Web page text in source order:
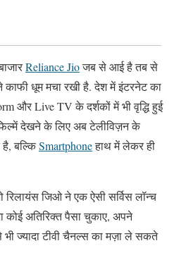
Reliance Jioजब से आई है तब से
काफी धूम मचा रखी है. देश में इंटरनेट का
और Live TV के दर्शकों में भी वृद्धि हुई
देखने के लिए अब टेलीविज़न के
बल्किSmartphoneहाथ में लेकर ही
जिओ ने एक ऐसी सर्विस लॉन्च
अतिरिक्त पैसा चुकाए, अपने
भी ज्यादा टीवी चैनल्स का मज़ा ले सकते